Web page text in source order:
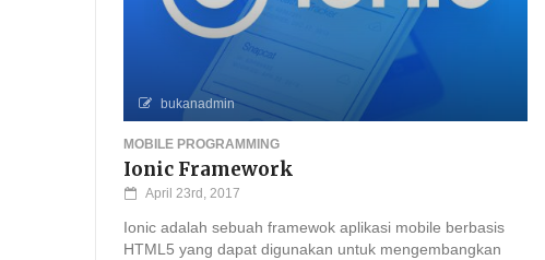
bukanadmin
MOBILE PROGRAMMING
Ionic Framework
April 23rd, 2017
Ionic adalah sebuah framewok aplikasi mobile berbasis
HTML5 yang dapat digunakan untuk mengembangkan